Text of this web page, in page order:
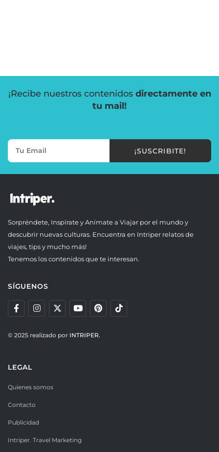
¡Recibe nuestros contenidos directamente en
tu mail!
¡SUSCRIBITE!
Sorpréndete, Inspírate y Anímate a Viajar por el mundo y
descubrir nuevas culturas. Encuentra en Intriper relatos de
viajes, tips y mucho más!
Tenemos los contenidos que te interesan.
SÍGUENOS
© 2025 realizado por INTRIPER.
LEGAL
Quienes somos
Contacto
Publicidad
Intriper. Travel Marketing